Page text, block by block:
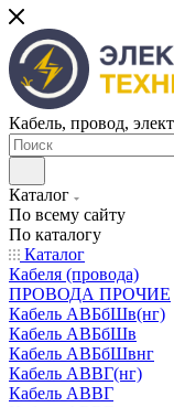
Кабель, провод,
Каталог
По всему сайту
По каталогу
Каталог
Кабеля (провода)
ПРОВОДА ПРОЧИЕ
Кабель АВБбШв(нг)
Кабель АВБбШв
Кабель АВБбШвнг
Кабель АВВГ(нг)
Кабель АВВГ